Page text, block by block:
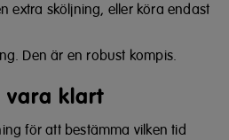
extra sköljning, eller köra endast
Den är en robust kompis.
vara klart
för att bestämma vilken tid